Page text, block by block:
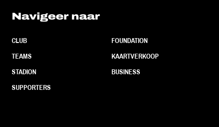
Navigeer naar
CLUB
TEAMS
STADION
SUPPORTERS
FOUNDATION
KAARTVERKOOP
BUSINESS